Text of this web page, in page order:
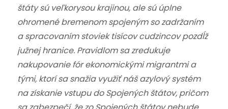
štáty sú veľkorysou krajinou, ale sú úplne
ohromené bremenom spojeným so zadržaním
a spracovaním stoviek tisícov cudzincov pozdĺž
južnej hranice. Pravidlom sa zredukuje
nakupovanie fór ekonomickými migrantmi a
tými, ktorí sa snažia využiť náš azylový systém
na získanie vstupu do Spojených štátov, pričom